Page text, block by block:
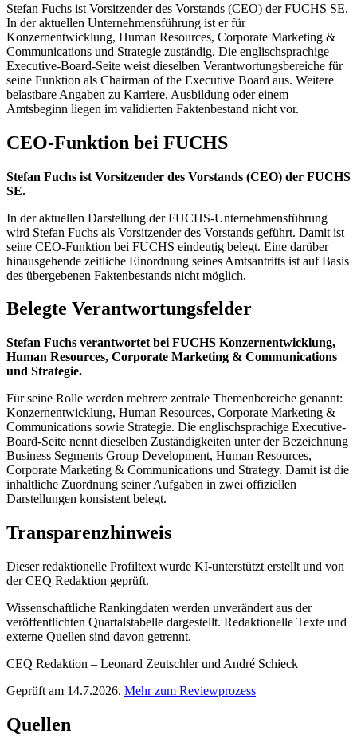
Stefan Fuchs ist Vorsitzender des Vorstands (CEO) der FUCHS SE.
In der aktuellen Unternehmensführung ist er für
Konzernentwicklung, Human Resources, Corporate Marketing &
Communications und Strategie zuständig. Die englischsprachige
Executive-Board-Seite weist dieselben Verantwortungsbereiche für
seine Funktion als Chairman of the Executive Board aus. Weitere
belastbare Angaben zu Karriere, Ausbildung oder einem
Amtsbeginn liegen im validierten Faktenbestand nicht vor.
CEO-Funktion bei FUCHS
Stefan Fuchs ist Vorsitzender des Vorstands (CEO) der FUCHS
SE.
In der aktuellen Darstellung der FUCHS-Unternehmensführung
wird Stefan Fuchs als Vorsitzender des Vorstands geführt. Damit ist
seine CEO-Funktion bei FUCHS eindeutig belegt. Eine darüber
hinausgehende zeitliche Einordnung seines Amtsantritts ist auf Basis
des übergebenen Faktenbestands nicht möglich.
Belegte Verantwortungsfelder
Stefan Fuchs verantwortet bei FUCHS Konzernentwicklung,
Human Resources, Corporate Marketing & Communications
und Strategie.
Für seine Rolle werden mehrere zentrale Themenbereiche genannt:
Konzernentwicklung, Human Resources, Corporate Marketing &
Communications sowie Strategie. Die englischsprachige Executive-
Board-Seite nennt dieselben Zuständigkeiten unter der Bezeichnung
Business Segments Group Development, Human Resources,
Corporate Marketing & Communications und Strategy. Damit ist die
inhaltliche Zuordnung seiner Aufgaben in zwei offiziellen
Darstellungen konsistent belegt.
Transparenzhinweis
Dieser redaktionelle Profiltext wurde KI-unterstützt erstellt und von
der CEQ Redaktion geprüft.
Wissenschaftliche Rankingdaten werden unverändert aus der
veröffentlichten Quartalstabelle dargestellt. Redaktionelle Texte und
externe Quellen sind davon getrennt.
CEQ Redaktion – Leonard Zeutschler und André Schieck
Geprüft am 14.7.2026. Mehr zum Reviewprozess
Quellen